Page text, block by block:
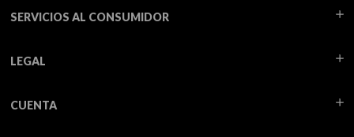
SERVICIOS AL CONSUMIDOR
LEGAL
CUENTA